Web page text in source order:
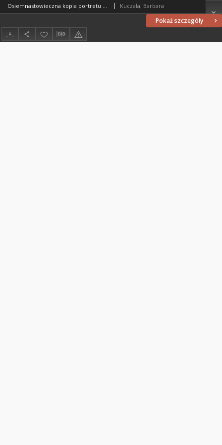
Pokaż szczegóły
Osiemnastowieczna kopia portretu Mikołaja Kopernika ze zbiorów Domu Jana Matejki w Krakowie Kuczała, Barbara